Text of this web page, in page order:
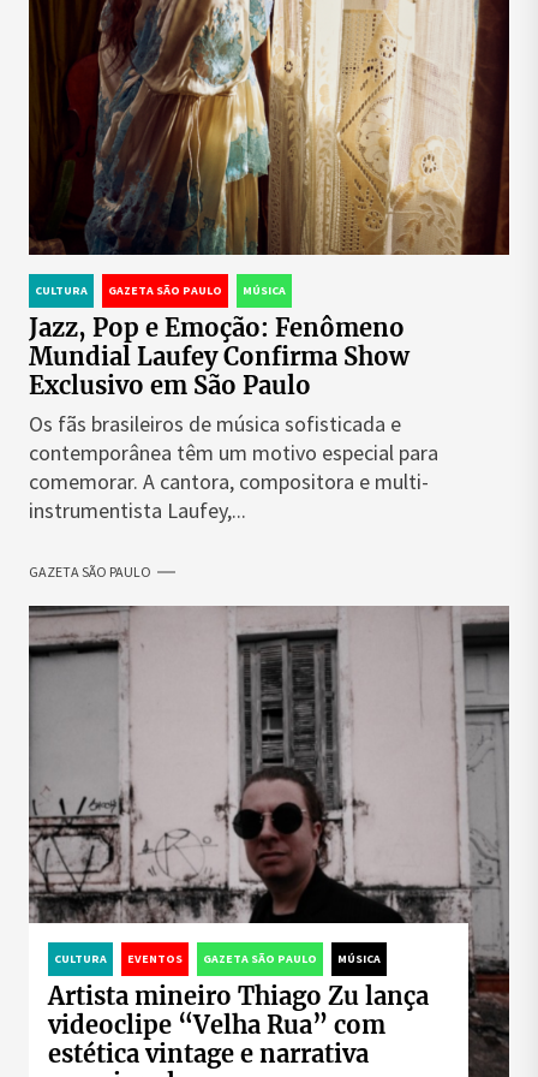
CULTURA GAZETA SÃO PAULO MÚSICA
Jazz, Pop e Emoção: Fenômeno
Mundial Laufey Confirma Show
Exclusivo em São Paulo
Os fãs brasileiros de música sofisticada e
contemporânea têm um motivo especial para
comemorar. A cantora, compositora e multi-
instrumentista Laufey,...
GAZETA SÃO PAULO
CULTURA EVENTOS GAZETA SÃO PAULO MÚSICA
Artista mineiro Thiago Zu lança
videoclipe “Velha Rua” com
estética vintage e narrativa